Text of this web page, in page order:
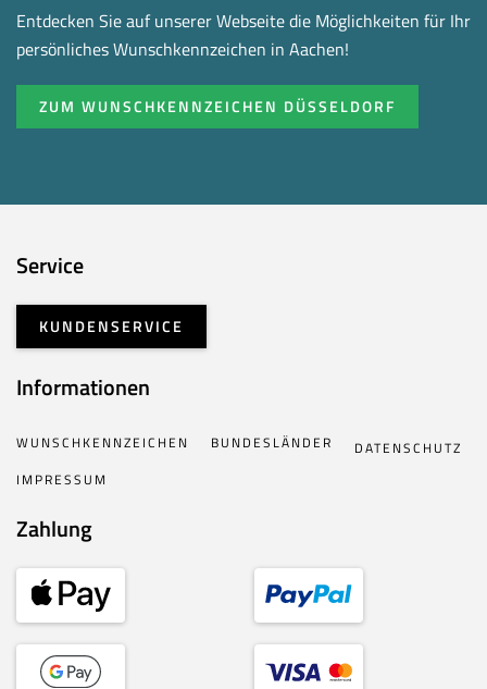
Entdecken Sie auf unserer Webseite die Möglichkeiten für Ihr
persönliches Wunschkennzeichen in Aachen!
ZUM WUNSCHKENNZEICHEN DÜSSELDORF
Service
KUNDENSERVICE
Informationen
WUNSCHKENNZEICHEN BUNDESLÄNDER
DATENSCHUTZ
IMPRESSUM
Zahlung